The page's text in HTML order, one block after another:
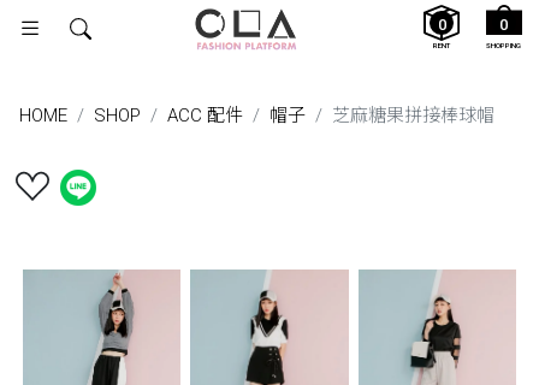
SHOPPING
0
RENT
0
HOME SHOP ACC 配件 帽子 芝麻糖果拼接棒球帽